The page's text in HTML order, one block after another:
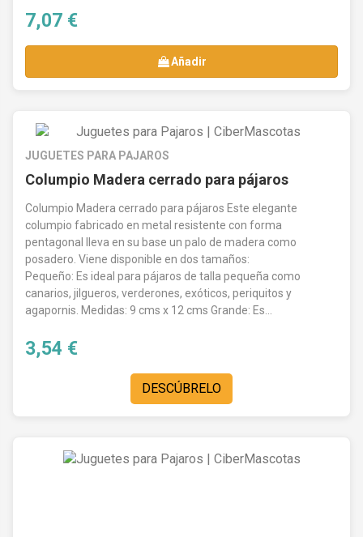
7,07 €
Añadir
JUGUETES PARA PAJAROS
Columpio Madera cerrado para pájaros
Columpio Madera cerrado para pájaros Este elegante
columpio fabricado en metal resistente con forma
pentagonal lleva en su base un palo de madera como
posadero. Viene disponible en dos tamaños:
Pequeño: Es ideal para pájaros de talla pequeña como
canarios, jilgueros, verderones, exóticos, periquitos y
agapornis. Medidas: 9 cms x 12 cms Grande: Es...
3,54 €
DESCÚBRELO